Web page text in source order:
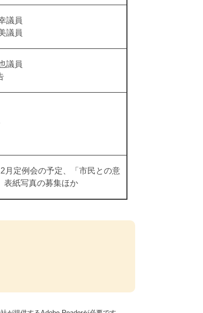
議員
員
議員
月定例会の予定、「市民との意
表紙写真の募集ほか